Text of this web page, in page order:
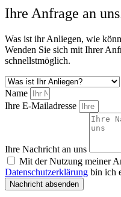
Ihre Anfrage an
Was ist ihr Anliegen, wie
Wenden Sie sich mit Ihrer
schnellstmöglich.
Name
Ihre E-Mailadresse
Ihre Nachricht an uns
Mit der Nutzung meiner
Datenschutzerklärung bin ich
Nachricht absenden